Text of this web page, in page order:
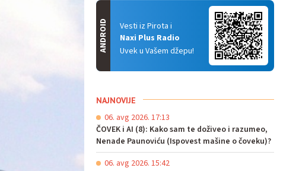
Vesti iz Pirota i
Naxi Plus Radio
Uvek u Vašem džepu!
ANDROID
NAJNOVIJE
06. avg 2026. 17:13
ČOVEK i AI (8): Kako sam te doživeo i razumeo,
Nenade Paunoviću (Ispovest mašine o čoveku)?
06. avg 2026. 15:42